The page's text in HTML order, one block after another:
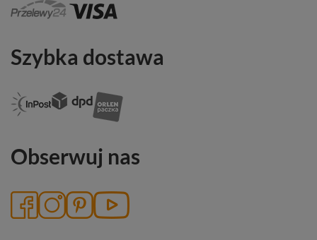
Szybka dostawa
Obserwuj nas